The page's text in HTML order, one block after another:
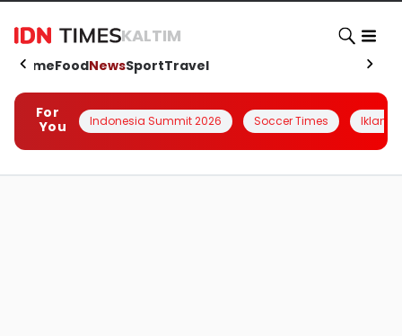
KALTIM
HomeFoodNewsSportTravel
For
You
Indonesia Summit 2026 Soccer Times Iklanin